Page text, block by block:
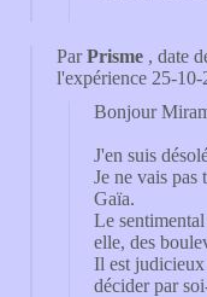
ParPrisme , date
l'expérience 25-10-
Bonjour
J'en suis
Je ne vais pas
Gaïa.
Le
elle, des
Il est judicieux
décider par